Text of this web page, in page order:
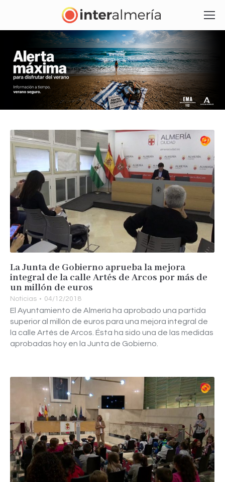
La Junta de Gobierno aprueba la mejora
integral de la calle Artés de Arcos por más de
un millón de euros
Noticias 04/12/2018
El Ayuntamiento de Almería ha aprobado una partida
superior al millón de euros para una mejora integral de
la calle Artés de Arcos. Ésta ha sido una de las medidas
aprobadas hoy en la Junta de Gobierno.